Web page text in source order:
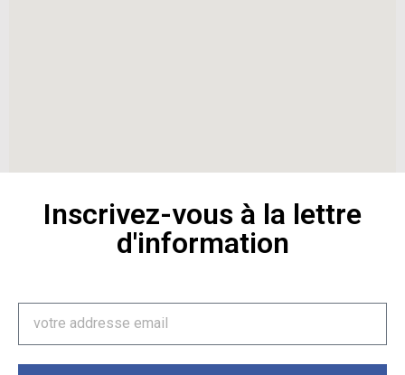
Inscrivez-vous à la lettre
d'information